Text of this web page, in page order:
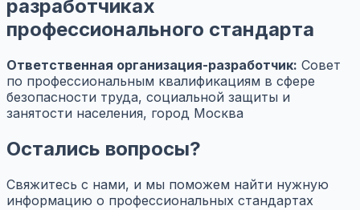
разработчиках
профессионального стандарта
Ответственная организация-разработчик: Совет
по профессиональным квалификациям в сфере
безопасности труда, социальной защиты и
занятости населения, город Москва
Остались вопросы?
Свяжитесь с нами, и мы поможем найти нужную
информацию о профессиональных стандартах